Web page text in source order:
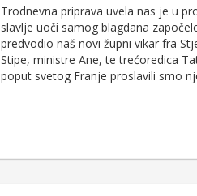
Trodnevna priprava uvela nas je u
slavlje uoči samog blagdana
predvodio naš novi župni vikar fra
Stipe, ministre Ane, te trećoredica
poput svetog Franje proslavili smo